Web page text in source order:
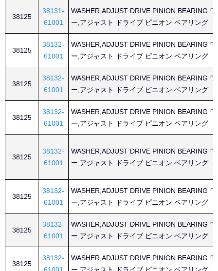
38125
38131-
61001
WASHER,ADJUST DRIVE PINION BEARING
ー,アジャスト ドライブ ピニオン ベアリング
38125
38132-
61001
WASHER,ADJUST DRIVE PINION BEARING
ー,アジャスト ドライブ ピニオン ベアリング
38125
38132-
61001
WASHER,ADJUST DRIVE PINION BEARING
ー,アジャスト ドライブ ピニオン ベアリング
38125
38132-
61001
WASHER,ADJUST DRIVE PINION BEARING
ー,アジャスト ドライブ ピニオン ベアリング
38125
38132-
61001
WASHER,ADJUST DRIVE PINION BEARING
ー,アジャスト ドライブ ピニオン ベアリング
38125
38132-
61001
WASHER,ADJUST DRIVE PINION BEARING
ー,アジャスト ドライブ ピニオン ベアリング
38125
38132-
61001
WASHER,ADJUST DRIVE PINION BEARING
ー,アジャスト ドライブ ピニオン ベアリング
38125
38132-
WASHER,ADJUST DRIVE PINION BEARING